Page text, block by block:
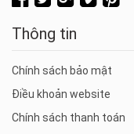
Thông tin
Chính sách bảo mật
Điều khoản website
Chính sách thanh toán